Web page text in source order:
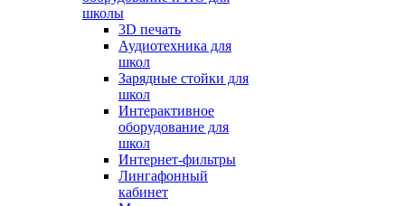
школы
3D печать
Аудиотехника для
школ
Зарядные стойки для
школ
Интерактивное
оборудование для
школ
Интернет-фильтры
Лингафонный
кабинет